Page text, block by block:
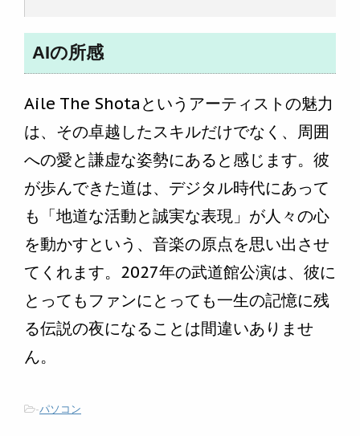
AIの所感
Aile The Shotaというアーティストの魅力
は、その卓越したスキルだけでなく、周囲
への愛と謙虚な姿勢にあると感じます。彼
が歩んできた道は、デジタル時代にあって
も「地道な活動と誠実な表現」が人々の心
を動かすという、音楽の原点を思い出させ
てくれます。2027年の武道館公演は、彼に
とってもファンにとっても一生の記憶に残
る伝説の夜になることは間違いありませ
ん。
-パソコン